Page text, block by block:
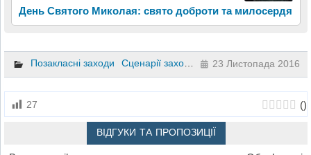
День Святого Миколая: свято доброти та милосердя
Позакласні заходи Сценарії заходів та свят 1 клас
23 Листопада 2016
27 ()
ВІДГУКИ ТА ПРОПОЗИЦІЇ